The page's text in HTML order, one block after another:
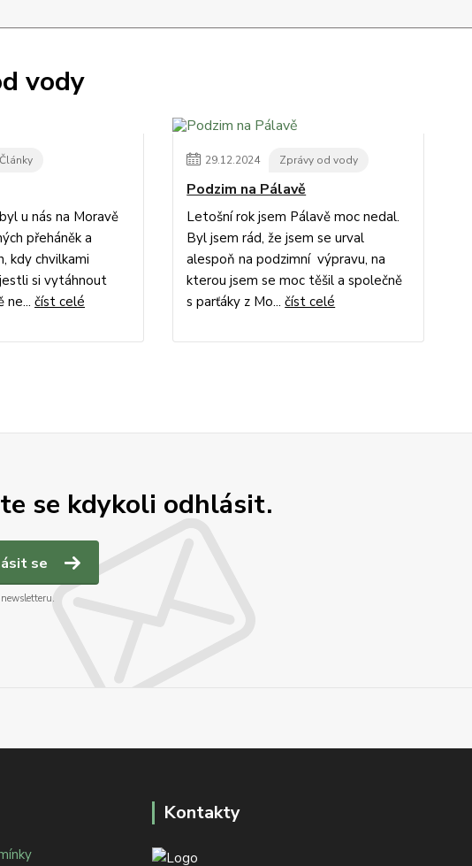
vody
Články
u nás na Moravě
přeháněk a
kdy chvilkami
si vytáhnout
ne... číst celé
29.12.2024 Zprávy od vody
Podzim na Pálavě
Letošní rok jsem Pálavě moc nedal.
Byl jsem rád, že jsem se urval
alespoň na podzimní výpravu, na
kterou jsem se moc těšil a společně
s parťáky z Mo...číst celé
se kdykoli odhlásit.
se
Kontakty